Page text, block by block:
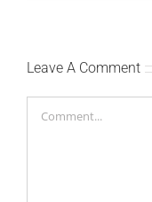
Leave A Comment